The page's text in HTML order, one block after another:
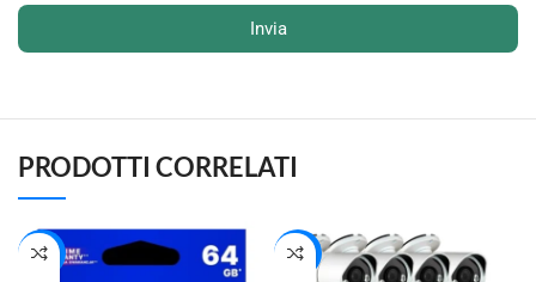
Invia
PRODOTTI CORRELATI
-26% -28%